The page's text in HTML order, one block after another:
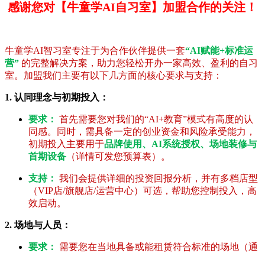
感谢您对【牛童学AI自习室】加盟合作的关注！
牛童学AI智习室专注于为合作伙伴提供一套“AI赋能+标准运
营” 的完整解决方案，助力您轻松开办一家高效、盈利的自习
室。加盟我们主要有以下几方面的核心要求与支持：
1. 认同理念与初期投入：
要求： 首先需要您对我们的“AI+教育”模式有高度的认
同感。同时，需具备一定的创业资金和风险承受能力，
初期投入主要用于品牌使用、AI系统授权、场地装修与
首期设备 （详情可发您预算表）。
支持： 我们会提供详细的投资回报分析，并有多档店型
（VIP店/旗舰店/运营中心）可选，帮助您控制投入，高
效启动。
2. 场地与人员：
要求：
需要您在当地具备或能租赁符合标准的场地（通